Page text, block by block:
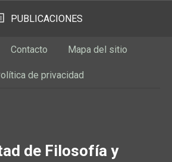
PUBLICACIONES
Contacto Mapa del sitio
de privacidad
de Filosofía y